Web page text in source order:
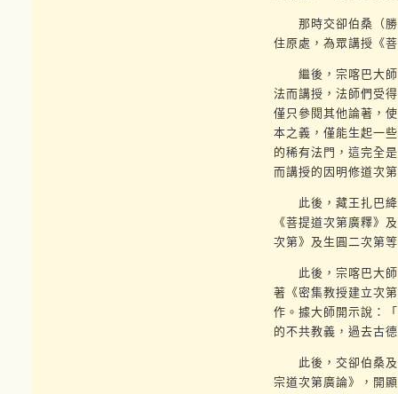
那時交卻伯桑（勝
住原處，為眾講授《
繼後，宗喀巴大師
法而講授，法師們受
僅只參閱其他論著，
本之義，僅能生起一
的稀有法門，這完全
而講授的因明修道次
此後，藏王扎巴絳
《菩提道次第廣釋》
次第》及生圓二次第
此後，宗喀巴大師
著《密集教授建立次
作。據大師開示說：
的不共教義，過去古
此後，交卻伯桑及
宗道次第廣論》，開